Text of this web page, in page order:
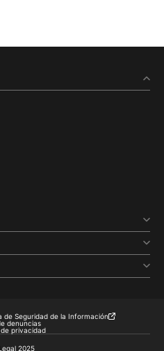
2025
de Seguridad de la Información
denuncias
privacidad